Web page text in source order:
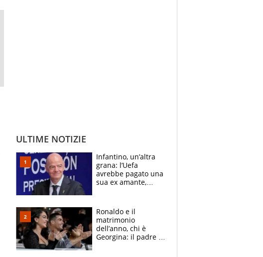
ULTIME NOTIZIE
Infantino, un’altra
grana: l’Uefa
avrebbe pagato una
sua ex amante,
Ronaldo e il
matrimonio
dell’anno, chi è
Georgina: il padre in